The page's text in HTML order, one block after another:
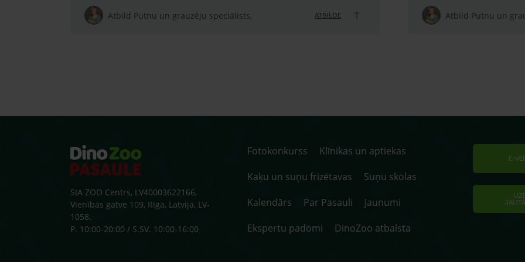
Atbild Putnu un grauzēju speciālists, ATBILDE Atbild Putnu un
SIA ZOO Centrs, LV40003622166,
Vienības gatve 109, Rīga, Latvija, LV-
1058.
P. 10:00-20:00 / S.SV. 10:00-16:00
Fotokonkurss
Klīnikas un aptiekas
Kaķu un suņu frizētavas
Suņu skolas
Kalendārs
Par Pasauli
Jaunumi
Ekspertu padomi
DinoZoo atbalsta
E-